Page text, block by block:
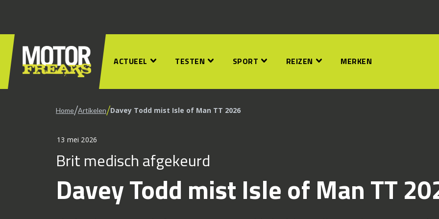
ACTUEEL TESTEN SPORT REIZEN MERKEN
Home/Artikelen/Davey Todd mist Isle of Man TT 2026
13 mei 2026
Brit medisch afgekeurd
Davey Todd mist Isle of Man TT